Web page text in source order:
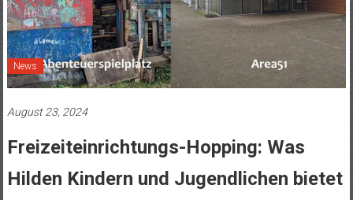
News
August 23, 2024
Freizeiteinrichtungs-Hopping: Was
Hilden Kindern und Jugendlichen bietet